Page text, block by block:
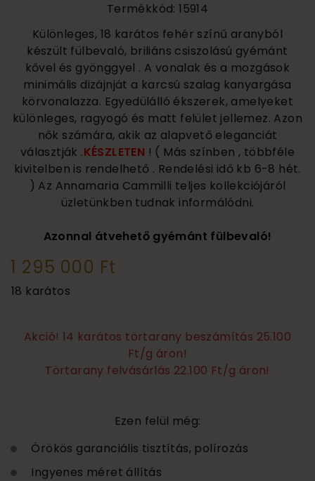
Termékkód: 15914
Különleges, 18 karátos fehér színű aranyból
készült fülbevaló, briliáns csiszolású gyémánt
kővel és gyönggyel . A vonalak és a mozgások
minimális dizájnját a karcsú szalag kanyargása
körvonalazza. Egyedülálló ékszerek, amelyeket
különleges, ragyogó és matt felület jellemez. Azon
nők számára, akik az alapvető eleganciát
választják .KÉSZLETEN ! ( Más színben , többféle
kivitelben is rendelhető . Rendelési idő kb 6-8 hét.
) Az Annamaria Cammilli teljes kollekciójáról
üzletünkben tudnak informálódni.
Azonnal átvehető gyémánt fülbevaló!
1 295 000 Ft
18 karátos
Akció! 14 karátos törtarany beszámítás 25.100
Ft/g áron!
Törtarany felvásárlás 22.100 Ft/g áron!
Ezen felül még:
Örökös garanciális tisztítás, polírozás
Ingyenes méret állítás